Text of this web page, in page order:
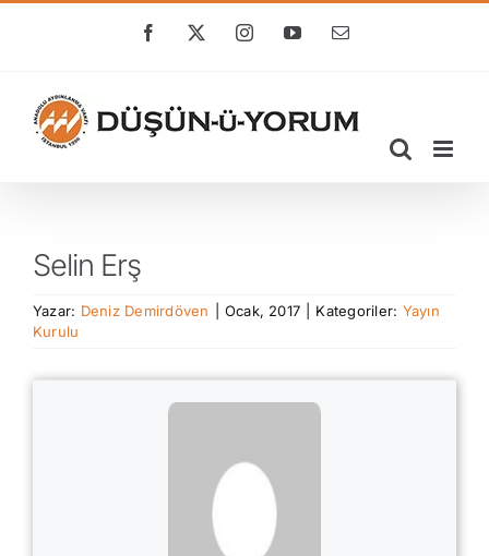
Facebook
X InstagramYouTube
E-
Selin Erş
Yazar: Deniz Demirdöven Ocak, 2017 Kategoriler: Yayın
Kurulu